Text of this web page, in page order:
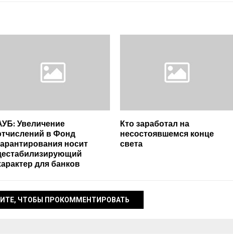
Увеличение
в Фонд
носит
для банков
Кто заработал на
несостоявшемся конце
света
ЧТОБЫ ПРОКОММЕНТИРОВАТЬ